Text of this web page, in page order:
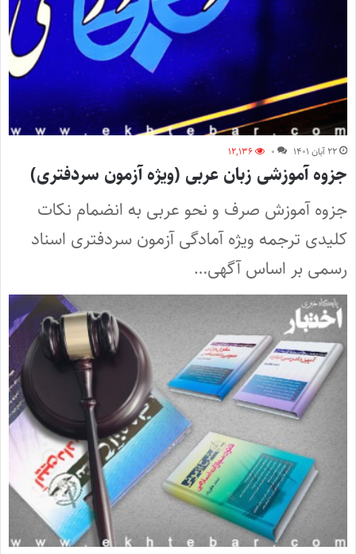
۲۲ آبان ۱۴۰۱ ۰ ۱۲,۱۳۶
جزوه آموزشی زبان عربی (ویژه آزمون سردفتری)
جزوه آموزش صرف و نحو عربی به انضمام نکات
کلیدی ترجمه ویژه آمادگی آزمون سردفتری اسناد
رسمی بر اساس آگهی…